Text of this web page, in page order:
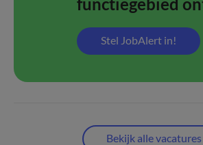
Stel JobAlert in!
Bekijk alle vacatures